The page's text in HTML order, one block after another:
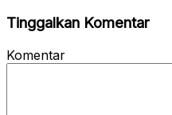
Tinggalkan Komentar
Komentar